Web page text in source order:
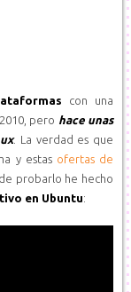
con una
pero hace unas
. La verdad es que
y estas ofertas de
probarlo he hecho
en Ubuntu: